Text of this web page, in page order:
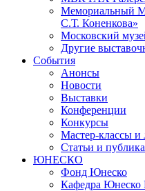
Мемориальный
С.Т. Коненкова»
Московский
Другие
События
Анонсы
Новости
Выставки
Конференции
Конкурсы
Мастер-классы и
Статьи и
ЮНЕСКО
Фонд Юнеско
Кафедра